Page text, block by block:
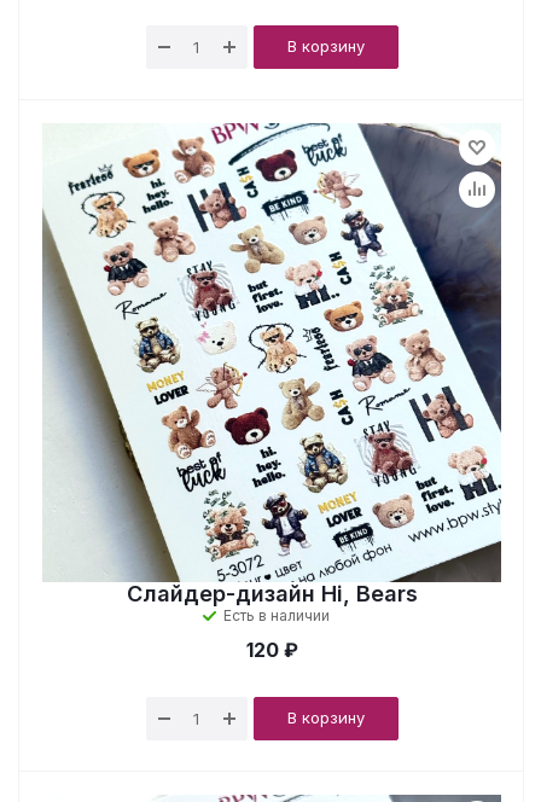
В корзину
Слайдер-дизайн Hi, Bears
Есть в наличии
120 ₽
В корзину